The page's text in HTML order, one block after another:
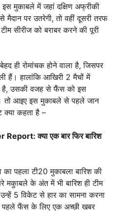
इस मुकाबले में जहां दक्षिण अफ्रीकी
मैदान पर उतरेगी, तो वहीं दूसरी तरफ
सीरीज को बराबर करने की पूरी
ही रोमांचक होने वाला है, जिसपर
हैं। हालांकि आखिरी 2 मैचों में
है, उसकी वजह से फैंस को इस
तो आइए इस मुकाबले से पहले जान
क्या कहता है –
क्या एक बार फिर बारिश
पहला टी20 मुकाबला बारिश की
मकुाबले के अंत में भी बारिश ही टीम
5 विकेट से हार का सामना करना
पहले फैंस के लिए एक अच्छी खबर